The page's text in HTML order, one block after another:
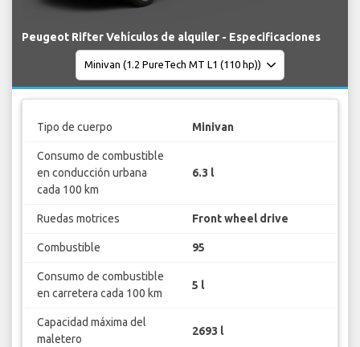
Peugeot Rifter Vehículos de alquiler - Especificaciones
Tipo de cuerpo Minivan
Consumo de combustible
en conducción urbana
cada 100 km
6.3 l
Ruedas motrices Front wheel drive
Combustible 95
Consumo de combustible
en carretera cada 100 km
5 l
Capacidad máxima del
maletero
2693 l